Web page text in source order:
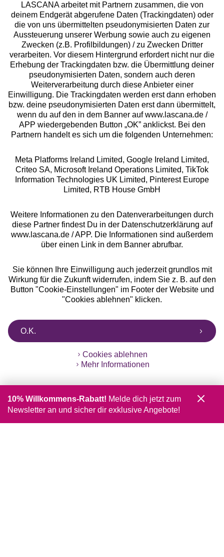
Services
Beratung
Über uns
Rechtliches
Alle Preise inkl. MwSt., zzgl.
Versandkosten
** Bonität vorausgesetzt, berechtigt zur Bonitätsprüfung
LASCANA arbeitet mit Partnern zusammen, die von
deinem Endgerät abgerufene Daten (Trackingdaten) oder
die von uns übermittelten pseudonymisierten Daten zur
Aussteuerung unserer Werbung sowie auch zu eigenen
Zwecken (z.B. Profilbildungen) / zu Zwecken Dritter
verarbeiten. Vor diesem Hintergrund erfordert nicht nur die
Erhebung der Trackingdaten bzw. die Übermittlung deiner
pseudonymisierten Daten, sondern auch deren
Weiterverarbeitung durch diese Anbieter einer
Einwilligung. Die Trackingdaten werden erst dann erhoben
bzw. deine pseudonymisierten Daten erst dann übermittelt,
wenn du auf den in dem Banner auf www.lascana.de /
APP wiedergebenden Button „OK” anklickst. Bei den
Partnern handelt es sich um die folgenden Unternehmen:
Meta Platforms Ireland Limited, Google Ireland Limited,
Criteo SA, Microsoft Ireland Operations Limited, TikTok
Information Technologies UK Limited, Pinterest Europe
Limited, RTB House GmbH
Weitere Informationen zu den Datenverarbeitungen durch
diese Partner findest Du in der Datenschutzerklärung auf
www.lascana.de / APP. Die Informationen sind außerdem
über einen Link in dem Banner abrufbar.
Sie können Ihre Einwilligung auch jederzeit grundlos mit
Wirkung für die Zukunft widerrufen, indem Sie z. B. auf den
Button "Cookie-Einstellungen" im Footer der Website und
"Cookies ablehnen" klicken.
O.K.
Cookies ablehnen
Mehr Informationen
10% Willkommens-Rabatt! Melde dich jetzt zum
Newsletter an und sicher dir exklusive Angebote!